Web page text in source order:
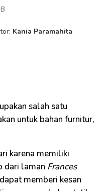
Kania Paramahita
salah satu
untuk bahan furnitur,
karena memiliki
dari laman Frances
memberi kesan